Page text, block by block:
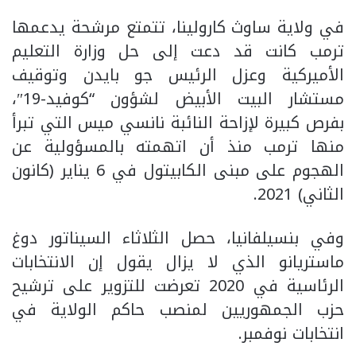
في ولاية ساوث كارولينا، تتمتع مرشحة يدعمها
ترمب كانت قد دعت إلى حل وزارة التعليم
الأميركية وعزل الرئيس جو بايدن وتوقيف
مستشار البيت الأبيض لشؤون “كوفيد-19″،
بفرص كبيرة لإزاحة النائبة نانسي ميس التي تبرأ
منها ترمب منذ أن اتهمته بالمسؤولية عن
الهجوم على مبنى الكابيتول في 6 يناير (كانون
الثاني) 2021.
وفي بنسيلفانيا، حصل الثلاثاء السيناتور دوغ
ماستريانو الذي لا يزال يقول إن الانتخابات
الرئاسية في 2020 تعرضت للتزوير على ترشيح
حزب الجمهوريين لمنصب حاكم الولاية في
انتخابات نوفمبر.